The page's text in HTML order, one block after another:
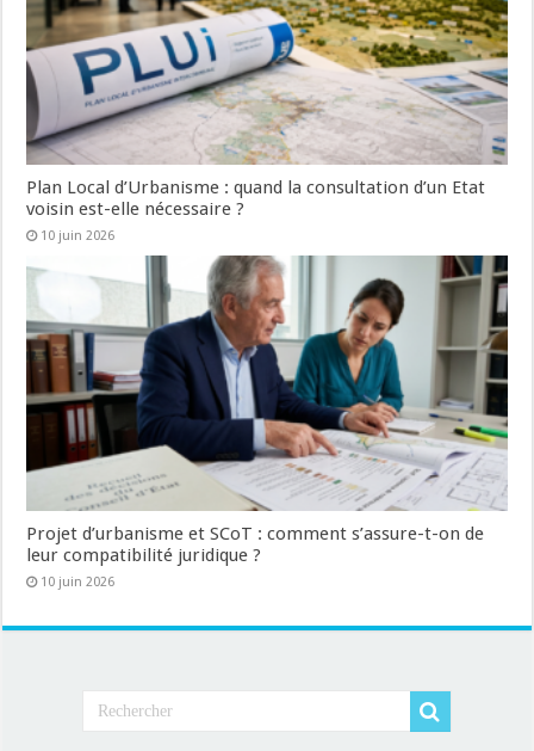
Plan Local d’Urbanisme : quand la consultation d’un Etat
voisin est-elle nécessaire ?
10 juin 2026
Projet d’urbanisme et SCoT : comment s’assure-t-on de
leur compatibilité juridique ?
10 juin 2026